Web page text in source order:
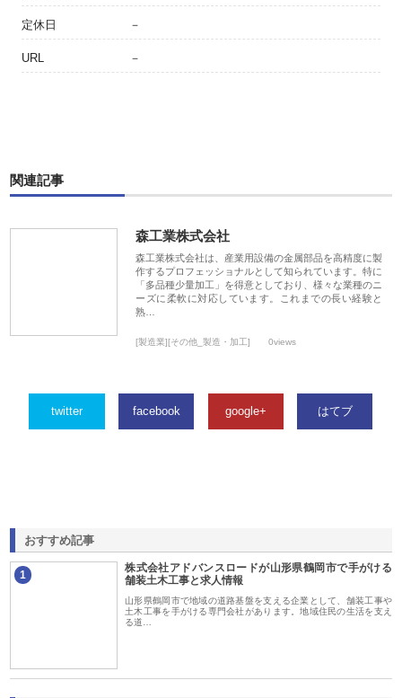
定休日 －
URL －
関連記事
森工業株式会社
森工業株式会社は、産業用設備の金属部品を高精度に製
作するプロフェッショナルとして知られています。特に
「多品種少量加工」を得意としており、様々な業種のニ
ーズに柔軟に対応しています。これまでの長い経験と
熟…
[製造業][その他_製造・加工] 0views
twitter facebook google+ はてブ
おすすめ記事
1
株式会社アドバンスロードが山形県鶴岡市で手がける
舗装土木工事と求人情報
山形県鶴岡市で地域の道路基盤を支える企業として、舗装工事や
土木工事を手がける専門会社があります。地域住民の生活を支え
る道…